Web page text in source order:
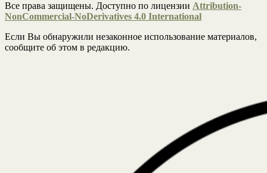
Все права защищены. Доступно по лицензии Attribution-
NonCommercial-NoDerivatives 4.0 International
Если Вы обнаружили незаконное использование материалов,
сообщите об этом в редакцию.